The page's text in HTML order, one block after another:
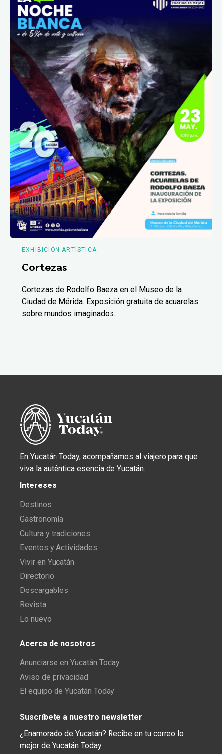
EXHIBICIÓN ARTÍSTICA
Cortezas
Cortezas de Rodolfo Baeza en el Museo de la
Ciudad de Mérida. Exposición gratuita de acuarelas
sobre mundos imaginados.
En Yucatán Today, acompañamos al viajero para que
viva la auténtica esencia de Yucatán.
Intereses
Destinos
Gastronomía
Cultura y tradiciones
Eventos y Actividades
Vivir en Yucatán
Directorio
Descargables
Revista
Lo nuevo
Acerca de nosotros
Anunciarse en Yucatán Today
Aviso de privacidad
El equipo de Yucatán Today
Suscríbete a nuestro newsletter
¿Enamorado de Yucatán? Recibe en tu correo lo
mejor de Yucatán Today.